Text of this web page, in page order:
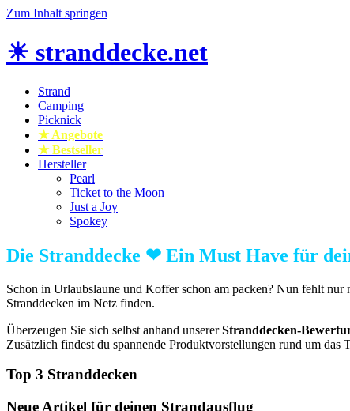
Zum Inhalt springen
☀ stranddecke.net
Stranddecke und Stranddecke XXL online kaufen
Strand
Camping
Picknick
★ Angebote
★ Bestseller
Hersteller
Pearl
Ticket to the Moon
Just a Joy
Spokey
Die Stranddecke ❤ Ein Must Have für
Schon in Urlaubslaune und Koffer schon am packen? Nun fehlt nur
Stranddecken im Netz finden.
Überzeugen Sie sich selbst anhand unsererStranddecken-
Zusätzlich findest du spannende Produktvorstellungen rund um das
Top 3 Stranddecken
Neue Artikel für deinen Strandausflug